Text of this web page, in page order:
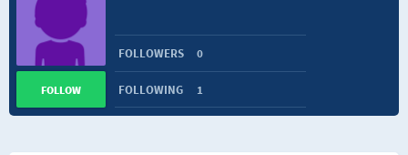
FOLLOWERS 0
FOLLOWING 1
FOLLOW